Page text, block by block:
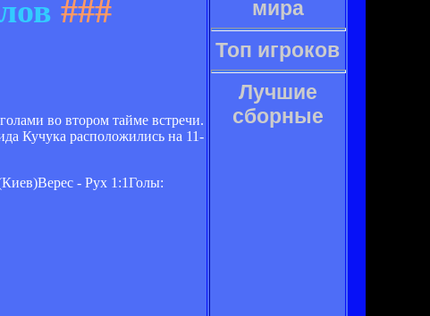
###
во втором тайме встречи.
Кучука расположились на 11-
- Рух 1:1Голы:
мира
Топ игроков
Лучшие
сборные